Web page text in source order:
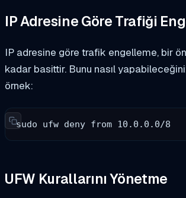
IP Adresine Göre Trafiği
IP adresine göre trafik engelleme, bir
kadar basittir. Bunu nasıl
örnek:
sudo ufw deny from 10.0.0.0/8
UFW Kurallarını Yönetme